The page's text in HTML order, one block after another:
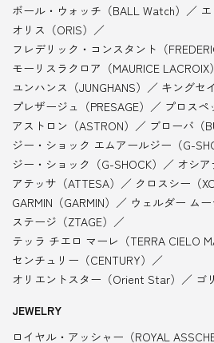
ボール・ウォッチ（BALL Watch）
オリス（ORIS）
フレデリック・コンスタント（
モーリスラクロア（MAURICE LACROIX）
ユンハンス（JUNGHANS）
キングセ
プレザージュ（PRESAGE）
プロスペ
アストロン（ASTRON）
ブローバ（
ジー・ショック エムアールジー（G-
ジー・ショック（G-SHOCK）
オシア
アテッサ（ATTESA）
クロスシー（XC
GARMIN（GARMIN）
ウェルダー ムー
ステージ（ZTAGE）
テッラ チエロ マーレ（TERRA CIELO
センチュリー（CENTURY）
オリエントスター（Orient Star）
ゴ
JEWELRY
ロイヤル・アッシャー（ROYAL